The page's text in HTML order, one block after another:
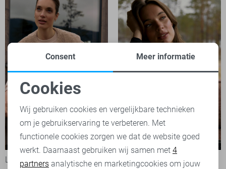
Lady Day Gilet
Lady Day Trui
Noodzakelijke cookies
Personalisatie cookies
Analytische cookies
Consent Meer informatie
Cookies
Wij gebruiken cookies en vergelijkbare technieken
om je gebruikservaring te verbeteren. Met
functionele cookies zorgen we dat de website goed
werkt. Daarnaast gebruiken wij samen met 4
partners analytische en marketingcookies om jouw